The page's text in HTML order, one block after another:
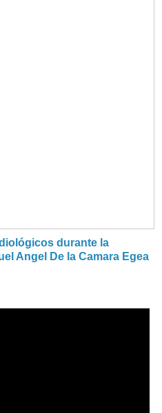
durante la
Angel De la Camara Egea